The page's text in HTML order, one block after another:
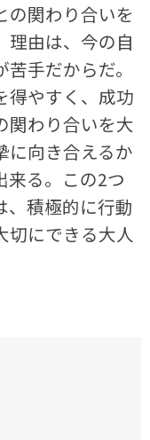
の関わり合いを
理由は、今の自
手だからだ。
得やすく、成功
関わり合いを大
に向き合えるか
来る。この2つ
、積極的に行動
切にできる大人